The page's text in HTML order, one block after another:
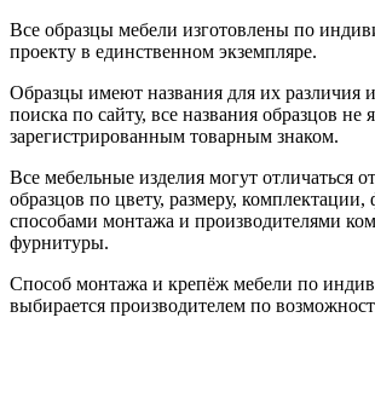
Все образцы мебели изготовлены по
проекту в единственном экземпляре.
Образцы имеют названия для их различия
поиска по сайту, все названия образцов не
зарегистрированным товарным знаком.
Все мебельные изделия могут отличаться
образцов по цвету, размеру,
способами монтажа и производителями
фурнитуры.
Способ монтажа и крепёж мебели по
выбирается производителем по